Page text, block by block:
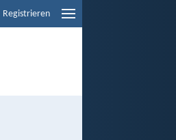
Registrieren